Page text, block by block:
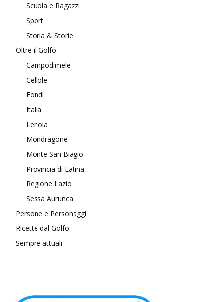
Scuola e Ragazzi
Sport
Storia & Storie
Oltre il Golfo
Campodimele
Cellole
Fondi
Italia
Lenola
Mondragone
Monte San Biagio
Provincia di Latina
Regione Lazio
Sessa Aurunca
Persone e Personaggi
Ricette dal Golfo
Sempre attuali